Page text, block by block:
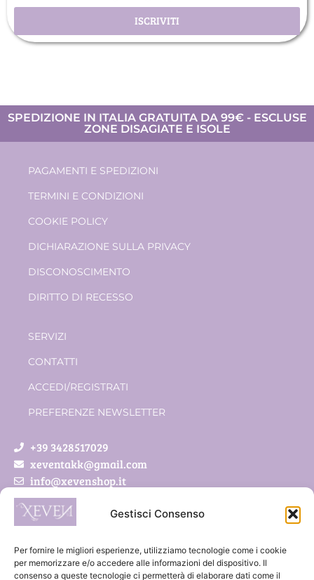
Gestisci Consenso
Per fornire le migliori esperienze, utilizziamo tecnologie come i cookie
per memorizzare e/o accedere alle informazioni del dispositivo. Il
consenso a queste tecnologie ci permetterà di elaborare dati come il
ISCRIVITI
SPEDIZIONE IN ITALIA GRATUITA DA 99€ - ESCLUSE
ZONE DISAGIATE E ISOLE
PAGAMENTI E SPEDIZIONI
TERMINI E CONDIZIONI
COOKIE POLICY
DICHIARAZIONE SULLA PRIVACY
DISCONOSCIMENTO
DIRITTO DI RECESSO
SERVIZI
CONTATTI
ACCEDI/REGISTRATI
PREFERENZE NEWSLETTER
+39 3428517029
xeventakk@gmail.com
info@xevenshop.it
Xeven di Pietrobon Simona
Via Roveda 5/a
41011 Campogalliano (MO)